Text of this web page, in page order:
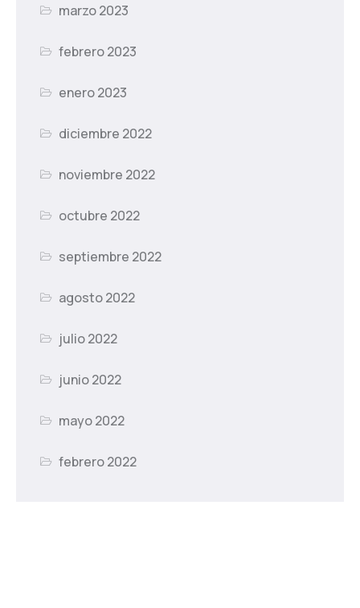
marzo 2023
febrero 2023
enero 2023
diciembre 2022
noviembre 2022
octubre 2022
septiembre 2022
agosto 2022
julio 2022
junio 2022
mayo 2022
febrero 2022